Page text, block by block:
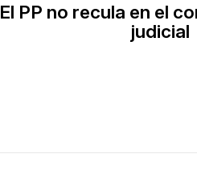
El PP no recula en el
judicial